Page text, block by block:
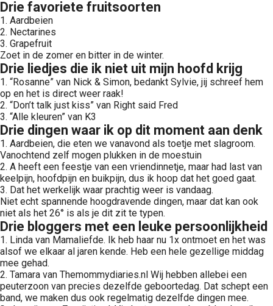
Drie favoriete fruitsoorten
1. Aardbeien
2. Nectarines
3. Grapefruit
Zoet in de zomer en bitter in de winter.
Drie liedjes die ik niet uit mijn hoofd krijg
1. “Rosanne” van Nick & Simon, bedankt Sylvie, jij schreef hem
op en het is direct weer raak!
2. “Don’t talk just kiss” van Right said Fred
3. “Alle kleuren” van K3
Drie dingen waar ik op dit moment aan denk
1. Aardbeien, die eten we vanavond als toetje met slagroom.
Vanochtend zelf mogen plukken in de moestuin
2. A heeft een feestje van een vriendinnetje, maar had last van
keelpijn, hoofdpijn en buikpijn, dus ik hoop dat het goed gaat.
3. Dat het werkelijk waar prachtig weer is vandaag.
Niet echt spannende hoogdravende dingen, maar dat kan ook
niet als het 26° is als je dit zit te typen.
Drie bloggers met een leuke persoonlijkheid
1. Linda van Mamaliefde. Ik heb haar nu 1x ontmoet en het was
alsof we elkaar al jaren kende. Heb een hele gezellige middag
mee gehad.
2. Tamara van Themommydiaries.nl Wij hebben allebei een
peuterzoon van precies dezelfde geboortedag. Dat schept een
band, we maken dus ook regelmatig dezelfde dingen mee.